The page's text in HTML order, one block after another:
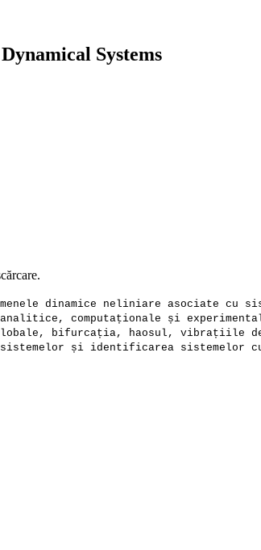
Nonlinear
Systems
dinamice neliniare asociate cu
computaționale și
bifurcația, haosul, vibrațiile
și identificarea sistemelor